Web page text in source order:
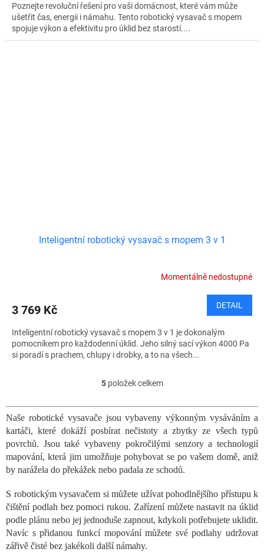
Poznejte revoluční řešení pro vaši domácnost, které vám může
ušetřit čas, energii i námahu. Tento robotický vysavač s mopem
spojuje výkon a efektivitu pro úklid bez starostí....
Inteligentní robotický vysavač s mopem 3 v 1
Momentálně nedostupné
3 769 Kč DETAIL
Inteligentní robotický vysavač s mopem 3 v 1 je dokonalým
pomocníkem pro každodenní úklid. Jeho silný sací výkon 4000 Pa
si poradí s prachem, chlupy i drobky, a to na všech...
O
l
á
d
a
c
í
r
v
k
y
v
ý
5položek celkem
Naše robotické vysavače jsou vybaveny výkonným vysáváním a
kartáči, které dokáží posbírat nečistoty a zbytky ze všech typů
povrchů. Jsou také vybaveny pokročilými senzory a technologií
mapování, která jim umožňuje pohybovat se po vašem domě, aniž
by narážela do překážek nebo padala ze schodů.
S robotickým vysavačem si můžete užívat pohodlnějšího přístupu k
čištění podlah bez pomoci rukou. Zařízení můžete nastavit na úklid
podle plánu nebo jej jednoduše zapnout, kdykoli potřebujete uklidit.
Navíc s přidanou funkcí mopování můžete své podlahy udržovat
zářivě čisté bez jakékoli další námahy.